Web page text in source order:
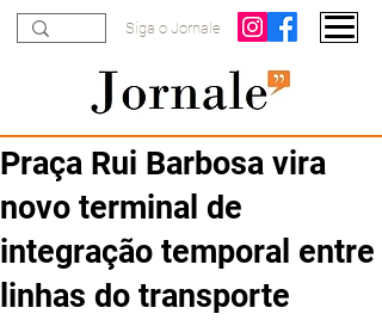
Siga o Jornale
Praça Rui Barbosa vira
novo terminal de
integração temporal entre
linhas do transporte